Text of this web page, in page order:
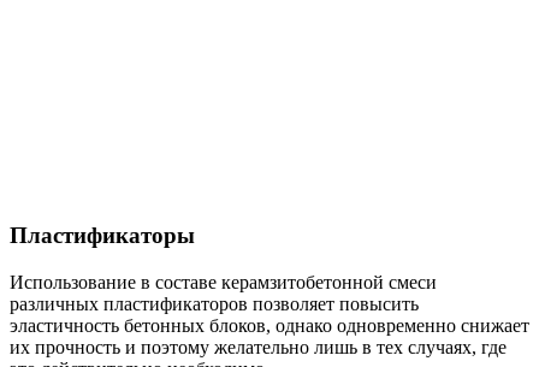
Пластификаторы
Использование в составе керамзитобетонной смеси
различных пластификаторов позволяет повысить
эластичность бетонных блоков, однако одновременно снижает
их прочность и поэтому желательно лишь в тех случаях, где